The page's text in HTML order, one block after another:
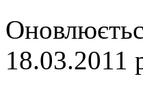
18.03.2011